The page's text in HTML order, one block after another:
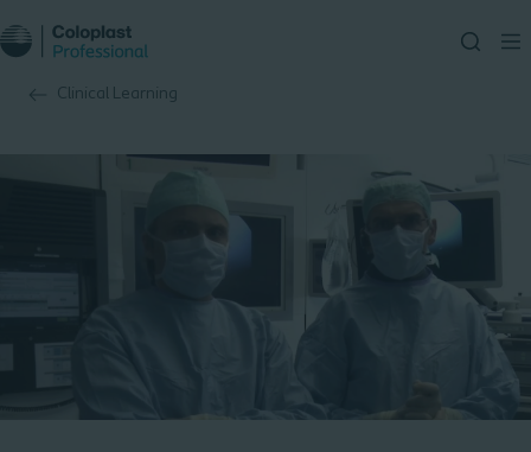
Clinical Learning